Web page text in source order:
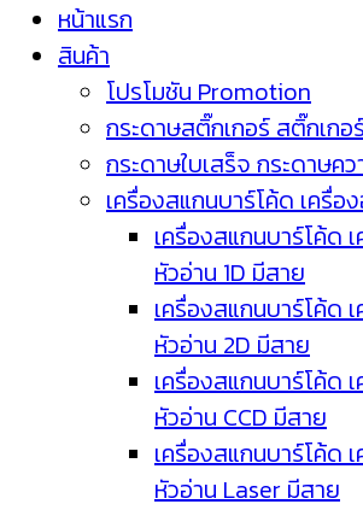
หน้าแรก
สินค้า
โปรโมชัน Promotion
กระดาษสติ๊กเกอร์ สติ๊กเกอ
กระดาษใบเสร็จ กระดาษค
เครื่องสแกนบาร์โค้ด เครื่อ
เครื่องสแกนบาร์โค้ด
หัวอ่าน 1D มีสาย
เครื่องสแกนบาร์โค้ด
หัวอ่าน 2D มีสาย
เครื่องสแกนบาร์โค้ด
หัวอ่าน CCD มีสาย
เครื่องสแกนบาร์โค้ด
หัวอ่าน Laser มีสาย